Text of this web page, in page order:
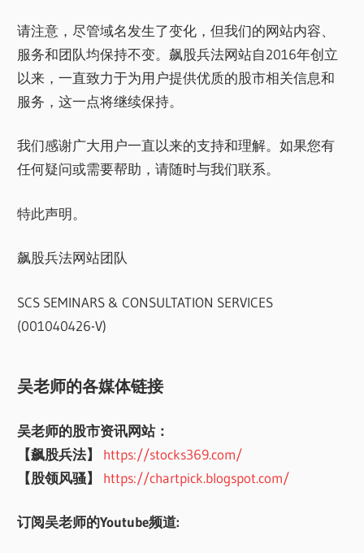
请注意，尽管域名发生了变化，但我们的网站内容、
服务和团队均保持不变。飙股兵法网站自2016年创立
以来，一直致力于为用户提供优质的股市相关信息和
服务，这一点将继续保持。
我们感谢广大用户一直以来的支持和理解。如果您有
任何疑问或需要帮助，请随时与我们联系。
特此声明。
飙股兵法网站团队
SCS SEMINARS & CONSULTATION SERVICES
(001040426-V)
吴老师的各媒体链接
吴老师的股市资讯网站：
【飙股兵法】
https://stocks369.com/
【股领风骚】
https://chartpick.blogspot.com/
订阅吴老师的Youtube频道: